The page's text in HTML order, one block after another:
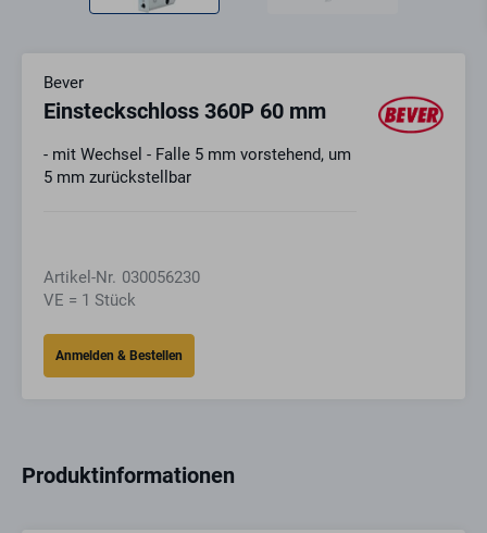
Bever
Einsteckschloss 360P 60 mm
- mit Wechsel - Falle 5 mm vorstehend, um
5 mm zurückstellbar
Artikel-Nr. 030056230
VE = 1 Stück
Produktinformationen